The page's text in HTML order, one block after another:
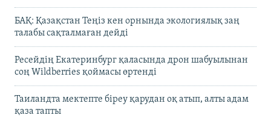
БАҚ: Қазақстан Теңіз кен орнында экологиялық заң
талабы сақталмаған дейді
Ресейдің Екатеринбург қаласында дрон шабуылынан
соң Wildberries қоймасы өртенді
Таиландта мектепте біреу қарудан оқ атып, алты адам
қаза тапты